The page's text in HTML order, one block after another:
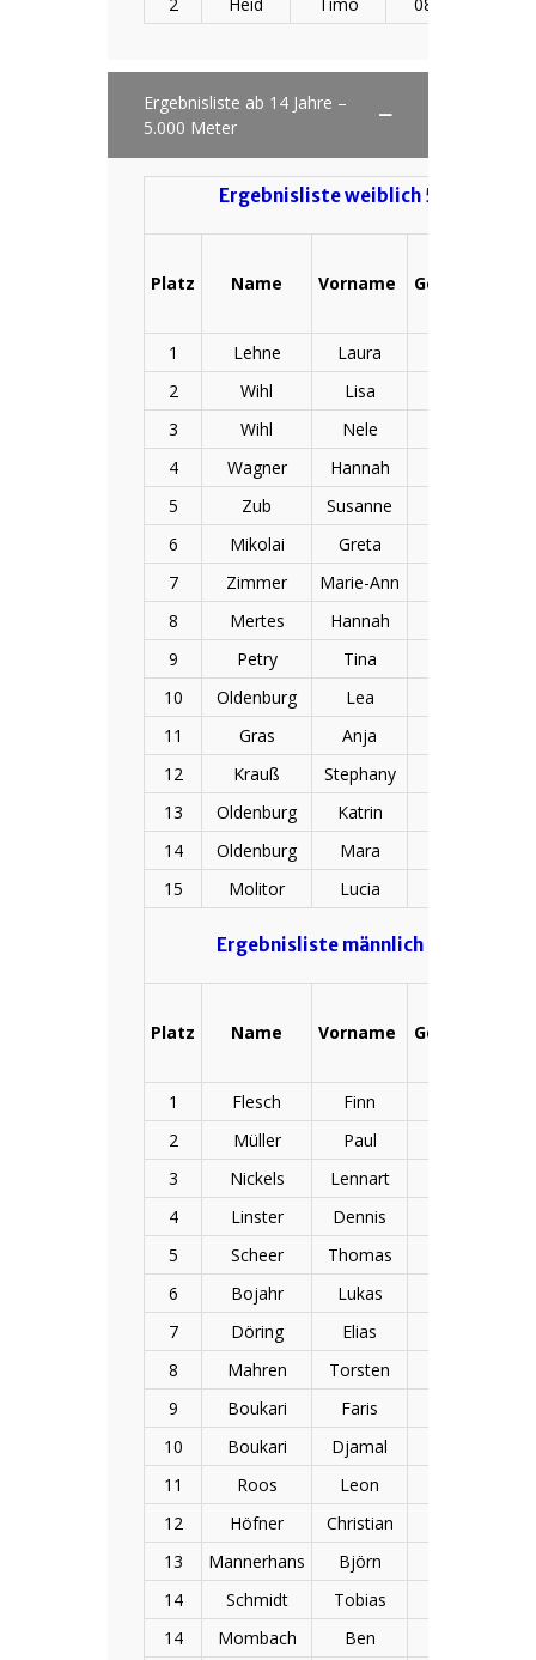
Ergebnisliste ab 14 Jahre –
5.000 Meter
Ergebnisliste weiblich 5.000 m
Platz Name Vorname
1 Lehne Laura
2
Wihl Lisa
3
Wihl Nele
4
Wagner Hannah
5
Zub Susanne
6
Mikolai Greta
7
Zimmer Marie-Ann
8
Mertes Hannah
9
Petry Tina
10
Oldenburg Lea
11
Gras Anja
12
Krauß Stephany
13
Oldenburg Katrin
14
Oldenburg Mara
15
Molitor Lucia
Ergebnisliste männlich 5.000 m
Platz Name Vorname
1 Flesch Finn
2
Müller Paul
3
Nickels Lennart
4
Linster Dennis
5
Scheer Thomas
6
Bojahr Lukas
7
Döring Elias
8
Mahren Torsten
9
Boukari Faris
10
Boukari Djamal
11
Roos Leon
12
Höfner Christian
13
Mannerhans Björn
14
Schmidt Tobias
14
Mombach Ben